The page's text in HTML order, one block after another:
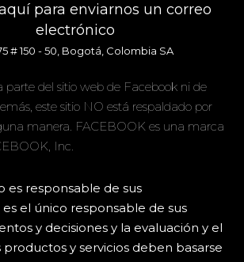
para enviarnos un correo
electrónico
# 150 - 50, Bogotá, Colombia SA
parte del sitio web de Facebook ni de
este sitio NO está respaldado por
manera. FACEBOOK es una marca
Inc.
es responsable de sus
el único responsable de sus
y decisiones y la evaluación y el
y servicios deben basarse